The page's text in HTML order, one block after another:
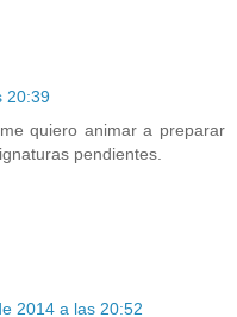
20:39
quiero animar a preparar
pendientes.
2014 a las 20:52